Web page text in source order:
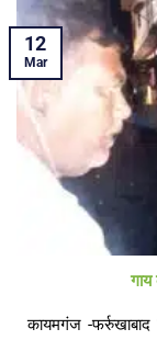
कायमगंज -
12
Mar